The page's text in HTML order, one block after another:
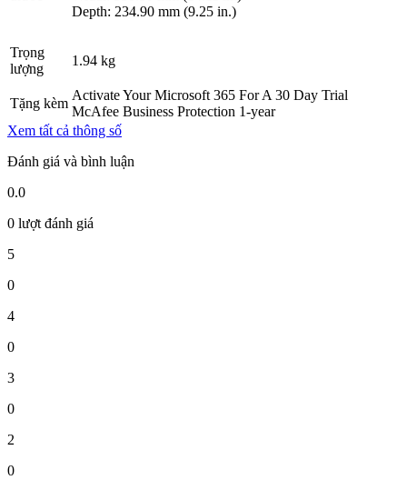
Depth: 234.90 mm (9.25 in.)
Trọng
lượng
1.94 kg
Tặng kèm
Activate Your Microsoft 365 For A 30 Day Trial
McAfee Business Protection 1-year
Xem tất cả thông số
Đánh giá và bình luận
0.0
0 lượt đánh giá
5
0
4
0
3
0
2
0